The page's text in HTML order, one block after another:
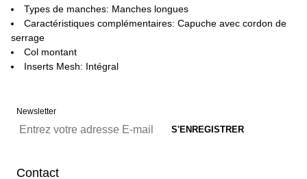
Types de manches: Manches longues
Caractéristiques complémentaires: Capuche avec cordon de
serrage
Col montant
Inserts Mesh: Intégral
Newsletter
Contact